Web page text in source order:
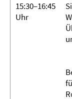
15:30–16:45
Uhr